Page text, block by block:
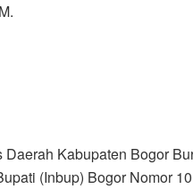
Daerah Kabupaten Bogor
(Inbup) Bogor Nomor